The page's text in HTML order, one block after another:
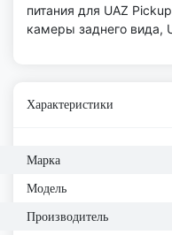
питания для UAZ
камеры заднего вида,
Характеристики
Марка
Модель
Производитель